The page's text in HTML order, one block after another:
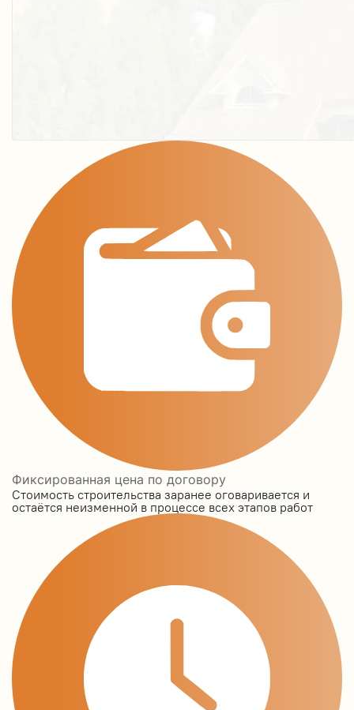
Фиксированная цена по договору
Стоимость строительства заранее оговаривается и
остаётся неизменной в процессе всех этапов работ